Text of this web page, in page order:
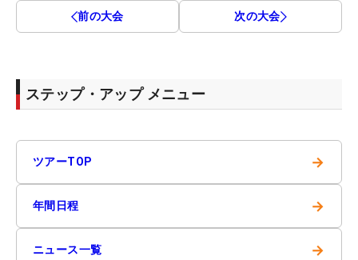
前の大会 次の大会
ステップ・アップ メニュー
ツアーTOP →
年間日程 →
ニュース一覧 →